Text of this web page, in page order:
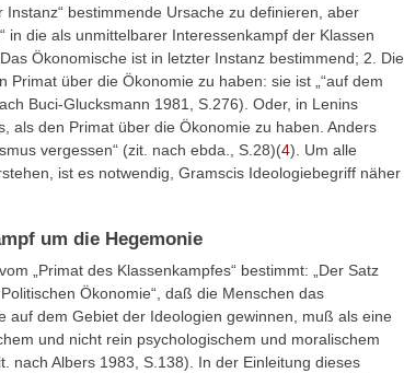
Instanz“ bestimmende Ursache zu definieren, aber
in die als unmittelbarer Interessenkampf der Klassen
Ökonomische ist in letzter Instanz bestimmend; 2. Die
Primat über die Ökonomie zu haben: sie ist „“auf dem
Buci-Glucksmann 1981, S.276). Oder, in Lenins
als den Primat über die Ökonomie zu haben. Anders
vergessen“ (zit. nach ebda., S.28)(4). Um alle
ist es notwendig, Gramscis Ideologiebegriff näher
um die Hegemonie
„Primat des Klassenkampfes“ bestimmt: „Der Satz
Ökonomie“, daß die Menschen das
auf dem Gebiet der Ideologien gewinnen, muß als eine
und nicht rein psychologischem und moralischem
nach Albers 1983, S.138). In der Einleitung dieses